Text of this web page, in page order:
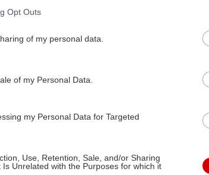
Opt Outs
of my personal data.
of my Personal Data.
my Personal Data for Targeted
Use, Retention, Sale, and/or Sharing
Unrelated with the Purposes for which it